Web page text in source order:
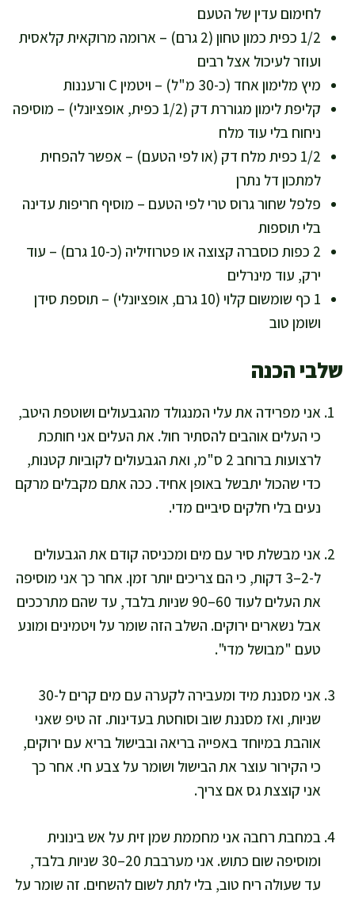
לחימום עדין של הטעם
1/2 כפית כמון טחון (2 גרם) – ארומה מרוקאית קלאסית
ועוזר לעיכול אצל רבים
מיץ מלימון אחד (כ-30 מ"ל) – ויטמין C ורעננות
קליפת לימון מגוררת דק (1/2 כפית, אופציונלי) – מוסיפה
ניחוח בלי עוד מלח
1/2 כפית מלח דק (או לפי הטעם) – אפשר להפחית
למתכון דל נתרן
פלפל שחור גרוס טרי לפי הטעם – מוסיף חריפות עדינה
בלי תוספות
2 כפות כוסברה קצוצה או פטרוזיליה (כ-10 גרם) – עוד
ירק, עוד מינרלים
1 כף שומשום קלוי (10 גרם, אופציונלי) – תוספת סידן
ושומן טוב
שלבי הכנה
אני מפרידה את עלי המנגולד מהגבעולים ושוטפת היטב,
כי העלים אוהבים להסתיר חול. את העלים אני חותכת
לרצועות ברוחב 2 ס"מ, ואת הגבעולים לקוביות קטנות,
כדי שהכול יתבשל באופן אחיד. ככה אתם מקבלים מרקם
נעים בלי חלקים סיביים מדי.
אני מבשלת סיר עם מים ומכניסה קודם את הגבעולים
ל-2–3 דקות, כי הם צריכים יותר זמן. אחר כך אני מוסיפה
את העלים לעוד 60–90 שניות בלבד, עד שהם מתרככים
אבל נשארים ירוקים. השלב הזה שומר על ויטמינים ומונע
טעם "מבושל מדי".
אני מסננת מיד ומעבירה לקערה עם מים קרים ל-30
שניות, ואז מסננת שוב וסוחטת בעדינות. זה טיפ שאני
אוהבת במיוחד באפייה בריאה ובבישול בריא עם ירוקים,
כי הקירור עוצר את הבישול ושומר על צבע חי. אחר כך
אני קוצצת גס אם צריך.
במחבת רחבה אני מחממת שמן זית על אש בינונית
ומוסיפה שום כתוש. אני מערבבת 20–30 שניות בלבד,
עד שעולה ריח טוב, בלי לתת לשום להשחים. זה שומר על